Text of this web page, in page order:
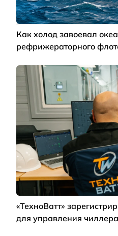
Как холод завоевал
рефрижераторного
«ТехноВатт»
для управления